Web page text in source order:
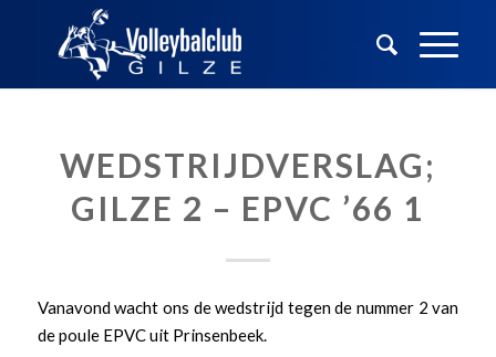
WEDSTRIJDVERSLAG;
GILZE 2 – EPVC ’66 1
Vanavond wacht ons de wedstrijd tegen de nummer 2 van
de poule EPVC uit Prinsenbeek.